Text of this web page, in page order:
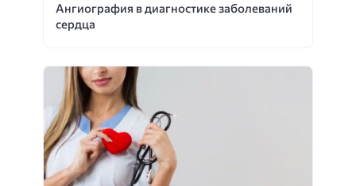
Ангиография в диагностике заболеваний
сердца